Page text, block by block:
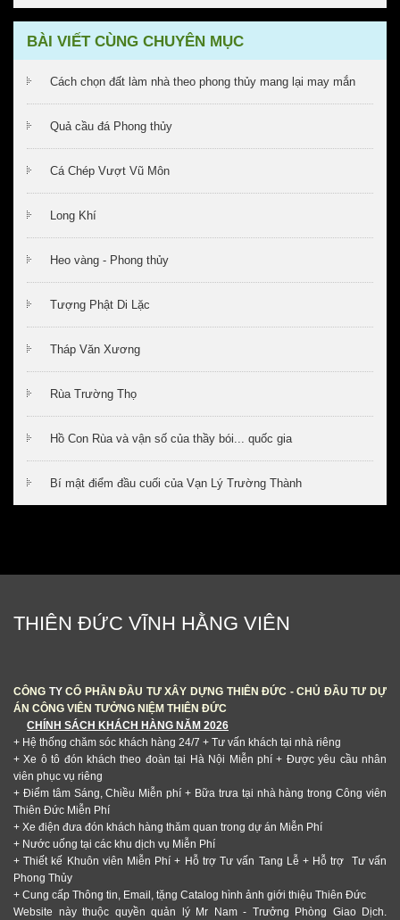
BÀI VIẾT CÙNG CHUYÊN MỤC
Cách chọn đất làm nhà theo phong thủy mang lại may mắn
Quả cầu đá Phong thủy
Cá Chép Vượt Vũ Môn
Long Khí
Heo vàng - Phong thủy
Tượng Phật Di Lặc
Tháp Văn Xương
Rùa Trường Thọ
Hồ Con Rùa và vận số của thầy bói... quốc gia
Bí mật điểm đầu cuối của Vạn Lý Trường Thành
THIÊN ĐỨC VĨNH HẰNG VIÊN
CÔNG TYCỔ PHẦN ĐẦU TƯ XÂY DỰNG THIÊN ĐỨC - CHỦ ĐẦU TƯ DỰ
ÁN CÔNG VIÊN TƯỞNG NIỆM THIÊN ĐỨC
CHÍNH SÁCH KHÁCH HÀNG NĂM 2026
+ Hệ thống chăm sóc khách hàng 24/7 + Tư vấn khách tại nhà riêng
+ Xe ô tô đón khách theo đoàn tại Hà Nội Miễn phí + Được yêu cầu nhân
viên phục vụ riêng
+ Điểm tâm Sáng, Chiều Miễn phí + Bữa trưa tại nhà hàng trong Công viên
Thiên Đức Miễn Phí
+ Xe điện đưa đón khách hàng thăm quan trong dự án Miễn Phí
+ Nước uống tại các khu dịch vụ Miễn Phí
+ Thiết kế Khuôn viên Miễn Phí + Hỗ trợ Tư vấn Tang Lễ + Hỗ trợ Tư vấn
Phong Thủy
+ Cung cấp Thông tin, Email, tặng Catalog hình ảnh giới thiệu Thiên Đức
Website này thuộc quyền quản lý Mr Nam - Trưởng Phòng Giao Dịch.